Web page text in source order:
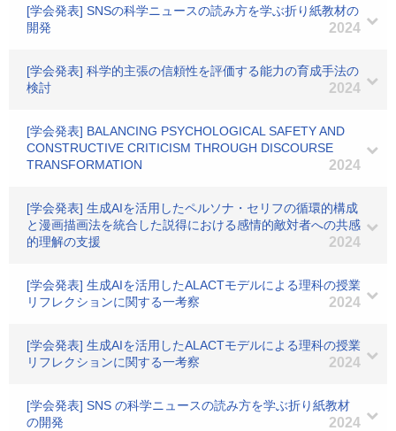
[学会発表] SNSの科学ニュースの読み方を学ぶ折り紙教材の
開発
2024
[学会発表] 科学的主張の信頼性を評価する能力の育成手法の
検討
2024
[学会発表] BALANCING PSYCHOLOGICAL SAFETY AND
CONSTRUCTIVE CRITICISM THROUGH DISCOURSE
TRANSFORMATION
2024
[学会発表] 生成AIを活用したペルソナ・セリフの循環的構成
と漫画描画法を統合した説得における感情的敵対者への共感
的理解の支援
2024
[学会発表] 生成AIを活用したALACTモデルによる理科の授業
リフレクションに関する一考察
2024
[学会発表] 生成AIを活用したALACTモデルによる理科の授業
リフレクションに関する一考察
2024
[学会発表] SNS の科学ニュースの読み方を学ぶ折り紙教材
の開発
2024